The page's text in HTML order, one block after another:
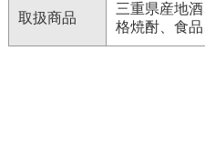
取扱商品
三重県産地
格焼酎、食